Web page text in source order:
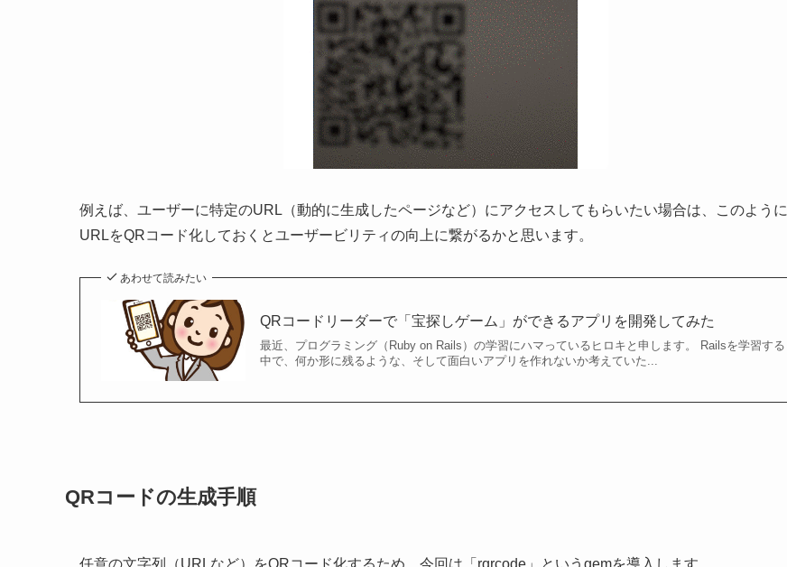
例えば、ユーザーに特定のURL（動的に生成したページなど）にアクセスしてもらいたい場合は、このように
URLをQRコード化しておくとユーザービリティの向上に繋がるかと思います。
あわせて読みたい
QRコードリーダーで「宝探しゲーム」ができるアプリを開発してみた
最近、プログラミング（Ruby on Rails）の学習にハマっているヒロキと申します。 Railsを学習する
中で、何か形に残るような、そして面白いアプリを作れないか考えていた...
QRコードの生成手順